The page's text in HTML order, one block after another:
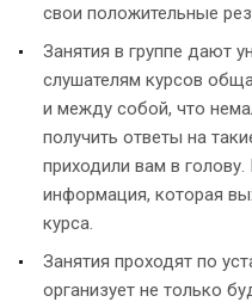
свои положительные
Занятия в группе дают
слушателям курсов
и между собой, что
получить ответы на
приходили вам в
информация, которая
курса.
Занятия проходят по
организует не только